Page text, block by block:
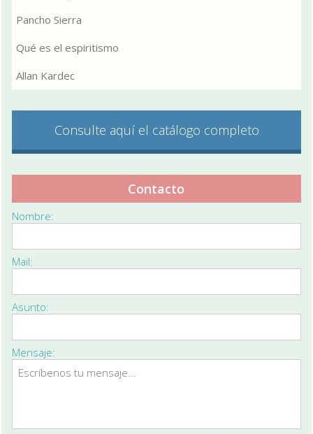
Pancho Sierra
Qué es el espiritismo
Allan Kardec
Consulte aquí el catálogo completo
Contacto
Nombre:
Mail:
Asunto:
Mensaje: